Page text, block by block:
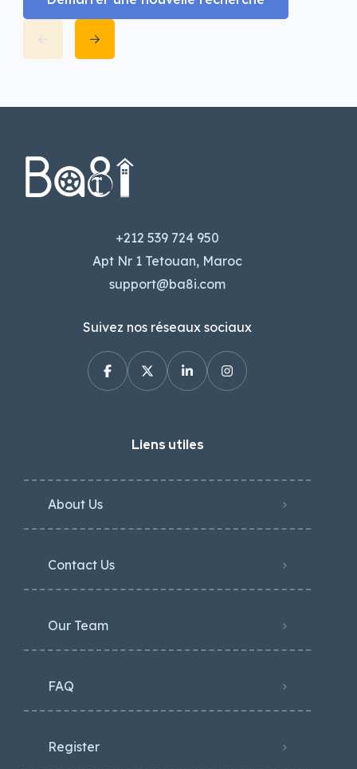
+212 539 724 950
Apt Nr 1 Tetouan, Maroc
support@ba8i.com
Suivez nos réseaux sociaux
Liens utiles
About Us
Contact Us
Our Team
FAQ
Register